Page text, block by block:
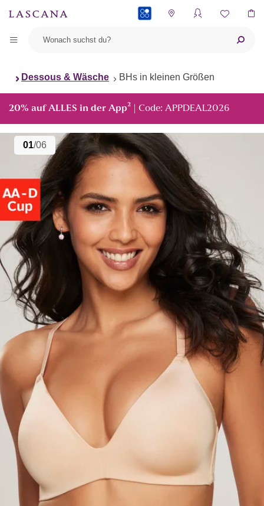
Dessous & Wäsche BHs in kleinen Größen
20% auf ALLES in der App² | Code: APPDEAL2026
01/06